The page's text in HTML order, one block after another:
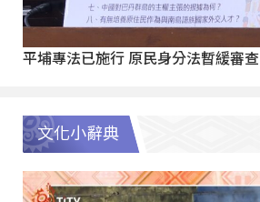
平埔專法已施行 原民身分法暫緩審查
文化小辭典